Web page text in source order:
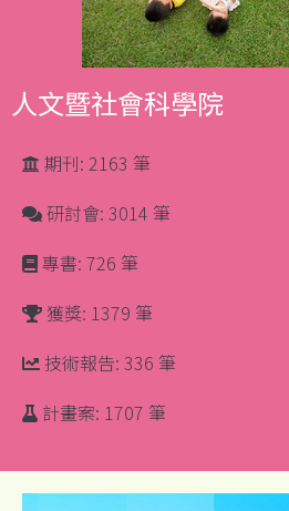
人文暨社會科學院
期刊: 2163 筆
研討會: 3014 筆
專書: 726 筆
獲獎: 1379 筆
技術報告: 336 筆
計畫案: 1707 筆